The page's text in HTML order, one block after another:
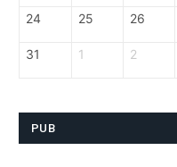
24 25 26
31 1 2
PUB